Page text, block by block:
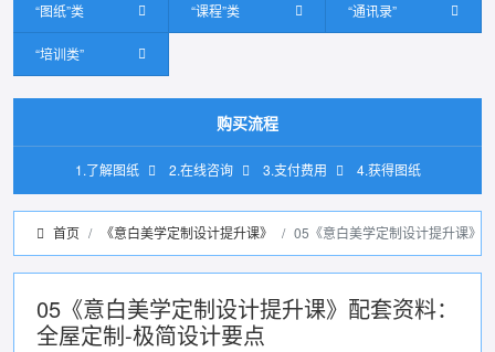
“图纸”类 “课程”类 “通讯录”
“培训类”
购买流程
1.了解图纸 2.在线咨询 3.支付费用 4.获得图纸
首页 《意白美学定制设计提升课》 05《意白美学定制设计提升课》
05《意白美学定制设计提升课》配套资料：
全屋定制-极简设计要点